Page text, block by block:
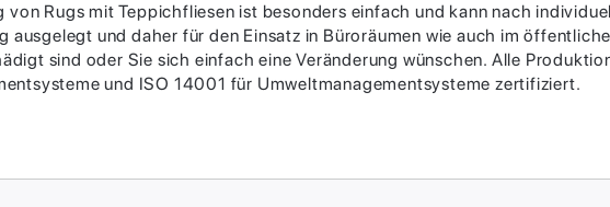
Rugs mit Teppichfliesen ist besonders einfach und kann nach
und daher für den Einsatz in Büroräumen wie auch im
sind oder Sie sich einfach eine Veränderung wünschen. Alle
und ISO 14001 für Umweltmanagementsysteme zertifiziert.